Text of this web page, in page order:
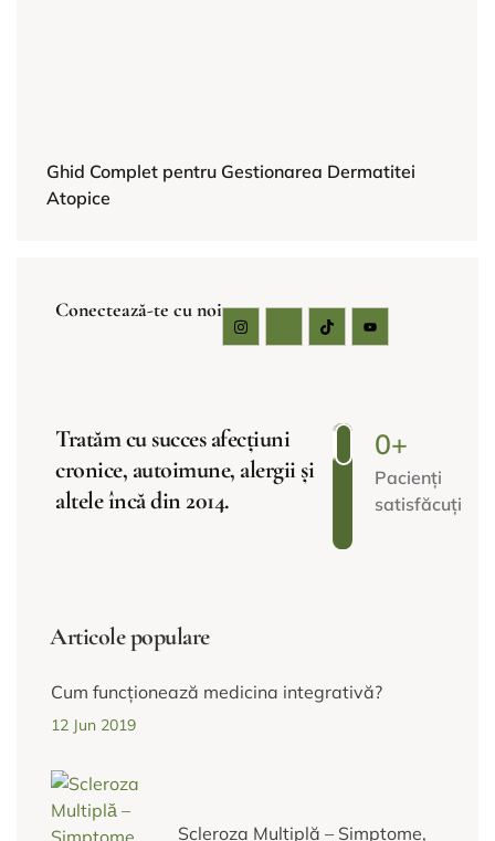
Ghid Complet pentru Gestionarea Dermatitei
Atopice
Conectează-te cu noi
Tratăm cu succes afecțiuni
cronice, autoimune, alergii și
altele încă din 2014.
Pacienți
satisfăcuți
0+
Articole populare
Cum funcționează medicina integrativă?
12 Jun 2019
Scleroza Multiplă – Simptome,